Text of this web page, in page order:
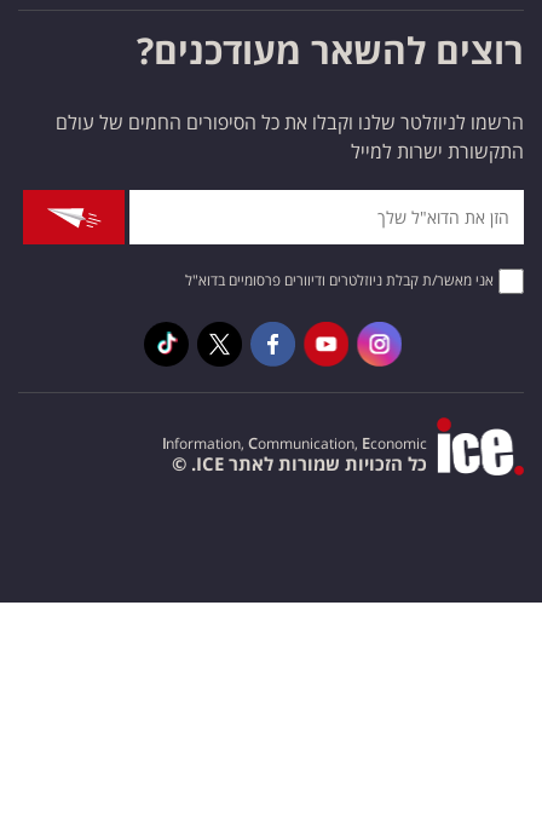
רוצים להשאר מעודכנים?
הרשמו לניוזלטר שלנו וקבלו את כל הסיפורים החמים של עולם
התקשורת ישרות למייל
אני מאשר/ת קבלת ניוזלטרים ודיוורים פרסומיים בדוא"ל
Information, Communication, Economic
כל הזכויות שמורות לאתר ICE. ©